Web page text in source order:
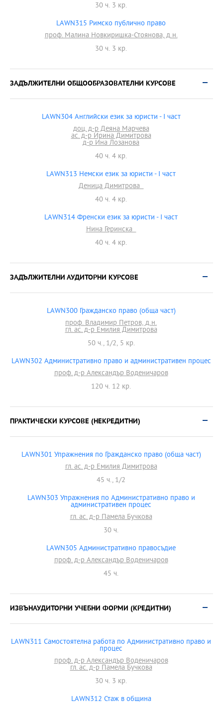
30 ч. 3 кр.
LAWN315 Римско публично право
проф. Малина Новкиришка-Стоянова, д.н.
30 ч. 3 кр.
ЗАДЪЛЖИТЕЛНИ ОБЩООБРАЗОВАТЕЛНИ КУРСОВЕ
LAWN304 Английски език за юристи - I част
доц. д-р Деяна Марчева
ас. д-р Ирина Димитрова
д-р Ина Лозанова
40 ч. 4 кр.
LAWN313 Немски език за юристи - I част
Деница Димитрова
40 ч. 4 кр.
LAWN314 Френски език за юристи - I част
Нина Геринска
40 ч. 4 кр.
ЗАДЪЛЖИТЕЛНИ АУДИТОРНИ КУРСОВЕ
LAWN300 Гражданско право (обща част)
проф. Владимир Петров, д.н.
гл. ас. д-р Емилия Димитрова
50 ч., 1/2, 5 кр.
LAWN302 Административно право и административен процес
проф. д-р Александър Воденичаров
120 ч. 12 кр.
ПРАКТИЧЕСКИ КУРСОВЕ (НЕКРЕДИТНИ)
LAWN301 Упражнения по Гражданско право (обща част)
гл. ас. д-р Емилия Димитрова
45 ч., 1/2
LAWN303 Упражнения по Административно право и
административен процес
гл. ас. д-р Памела Бучкова
30 ч.
LAWN305 Административно правосъдие
проф. д-р Александър Воденичаров
45 ч.
ИЗВЪНАУДИТОРНИ УЧЕБНИ ФОРМИ (КРЕДИТНИ)
LAWN311 Самостоятелна работа по Административно право и
процес
проф. д-р Александър Воденичаров
гл. ас. д-р Памела Бучкова
30 ч. 3 кр.
LAWN312 Стаж в община